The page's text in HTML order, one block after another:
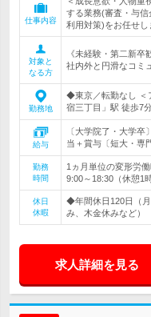
仕事内容
する業務(審査・与
利用対策)をお任せし
対象と
なる方
《未経験・第二新
社内外と円滑なコミ
勤務地
◆東京／転勤なし ＜
宿三丁目」駅 徒歩7
給与
〔大学院了・大学
当＋賞与〔短大・専
勤務
時間
1ヵ月単位の変形労
9:00～18:30（休憩1
休日
休暇
◆年間休日120日（
み、木金休みなど
求人詳細を見る